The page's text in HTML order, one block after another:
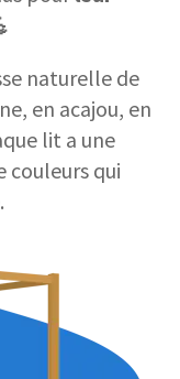
naturelle de
en acajou, en
lit a une
couleurs qui